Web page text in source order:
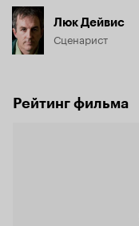
Люк Дейвис
Сценарист
Рейтинг фильма